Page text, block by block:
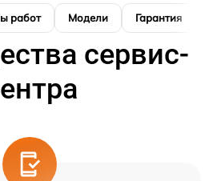
работ Модели Гарантия
сервис-